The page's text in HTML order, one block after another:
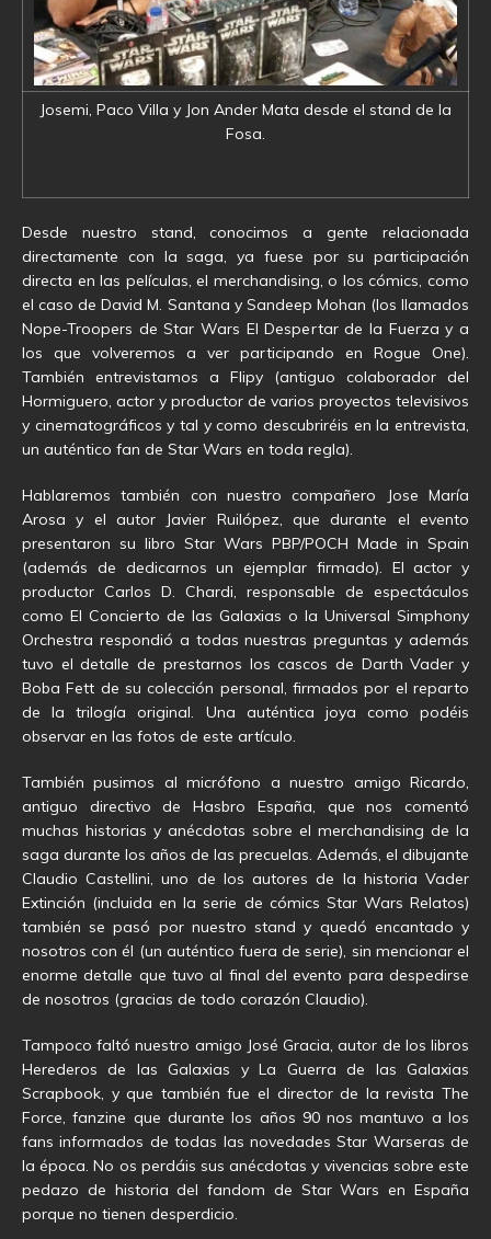
Josemi, Paco Villa y Jon Ander Mata desde el stand de la
Fosa.
Desde nuestro stand, conocimos a gente relacionada
directamente con la saga, ya fuese por su participación
directa en las películas, el merchandising, o los cómics, como
el caso de David M. Santana y Sandeep Mohan (los llamados
Nope-Troopers de Star Wars El Despertar de la Fuerza y a
los que volveremos a ver participando en Rogue One).
También entrevistamos a Flipy (antiguo colaborador del
Hormiguero, actor y productor de varios proyectos televisivos
y cinematográficos y tal y como descubriréis en la entrevista,
un auténtico fan de Star Wars en toda regla).
Hablaremos también con nuestro compañero Jose María
Arosa y el autor Javier Ruilópez, que durante el evento
presentaron su libro Star Wars PBP/POCH Made in Spain
(además de dedicarnos un ejemplar firmado). El actor y
productor Carlos D. Chardi, responsable de espectáculos
como El Concierto de las Galaxias o la Universal Simphony
Orchestra respondió a todas nuestras preguntas y además
tuvo el detalle de prestarnos los cascos de Darth Vader y
Boba Fett de su colección personal, firmados por el reparto
de la trilogía original. Una auténtica joya como podéis
observar en las fotos de este artículo.
También pusimos al micrófono a nuestro amigo Ricardo,
antiguo directivo de Hasbro España, que nos comentó
muchas historias y anécdotas sobre el merchandising de la
saga durante los años de las precuelas. Además, el dibujante
Claudio Castellini, uno de los autores de la historia Vader
Extinción (incluida en la serie de cómics Star Wars Relatos)
también se pasó por nuestro stand y quedó encantado y
nosotros con él (un auténtico fuera de serie), sin mencionar el
enorme detalle que tuvo al final del evento para despedirse
de nosotros (gracias de todo corazón Claudio).
Tampoco faltó nuestro amigo José Gracia, autor de los libros
Herederos de las Galaxias y La Guerra de las Galaxias
Scrapbook, y que también fue el director de la revista The
Force, fanzine que durante los años 90 nos mantuvo a los
fans informados de todas las novedades Star Warseras de
la época. No os perdáis sus anécdotas y vivencias sobre este
pedazo de historia del fandom de Star Wars en España
porque no tienen desperdicio.